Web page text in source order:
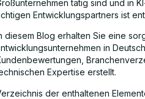
tätig sind und in
Entwicklungspartners ist
diesem Blog erhalten Sie eine
in
Expertise erstellt.
der enthaltenen